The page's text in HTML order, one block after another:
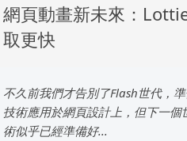
網頁動畫新未來：
取更快
不久前我們才告別了Flash世代，
技術應用於網頁設計上，但下一個
術似乎已經準備好...